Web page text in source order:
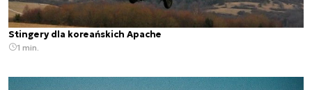
Stingery dla koreańskich Apache
1 min.